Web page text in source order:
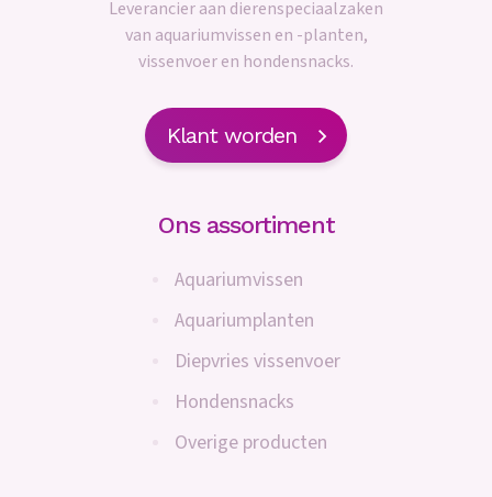
Leverancier aan dierenspeciaalzaken
van aquariumvissen en -planten,
vissenvoer en hondensnacks.
Klant worden
Ons assortiment
Aquariumvissen
Aquariumplanten
Diepvries vissenvoer
Hondensnacks
Overige producten